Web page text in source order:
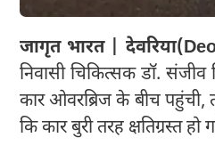
जागृत भारत |
निवासी चिकित्सक डॉ.
कार ओवरब्रिज के बीच पहुंची,
कि कार बुरी तरह क्षतिग्रस्त